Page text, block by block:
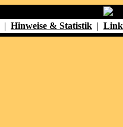
| Hinweise & Statistik |